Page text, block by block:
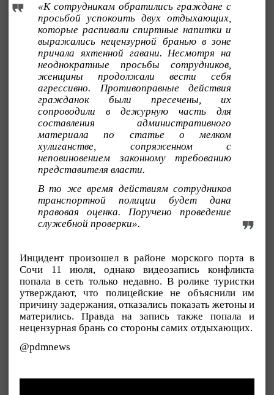
«К сотрудникам обратились граждане с
просьбой успокоить двух отдыхающих,
которые распивали спиртные напитки и
выражались нецензурной бранью в зоне
причала яхтенной гавани. Несмотря на
неоднократные просьбы сотрудников,
женщины продолжали вести себя
агрессивно. Противоправные действия
гражданок были пресечены, их
сопроводили в дежурную часть для
составления административного
материала по статье о мелком
хулиганстве, сопряженном с
неповиновением законному требованию
представителя власти.
В то же время действиям сотрудников
транспортной полиции будет дана
правовая оценка. Поручено проведение
служебной проверки».
Инцидент произошел в районе морского порта в
Сочи 11 июля, однако видеозапись конфликта
попала в сеть только недавно. В ролике туристки
утверждают, что полицейские не объяснили им
причину задержания, отказались показать жетоны и
матерились. Правда на запись также попала и
нецензурная брань со стороны самих отдыхающих.
@pdmnews